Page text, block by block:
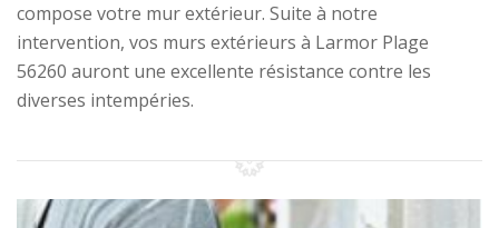
compose votre mur extérieur. Suite à notre
intervention, vos murs extérieurs à Larmor Plage
56260 auront une excellente résistance contre les
diverses intempéries.